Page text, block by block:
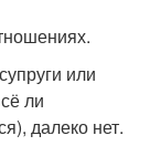
или
ли
далеко нет.